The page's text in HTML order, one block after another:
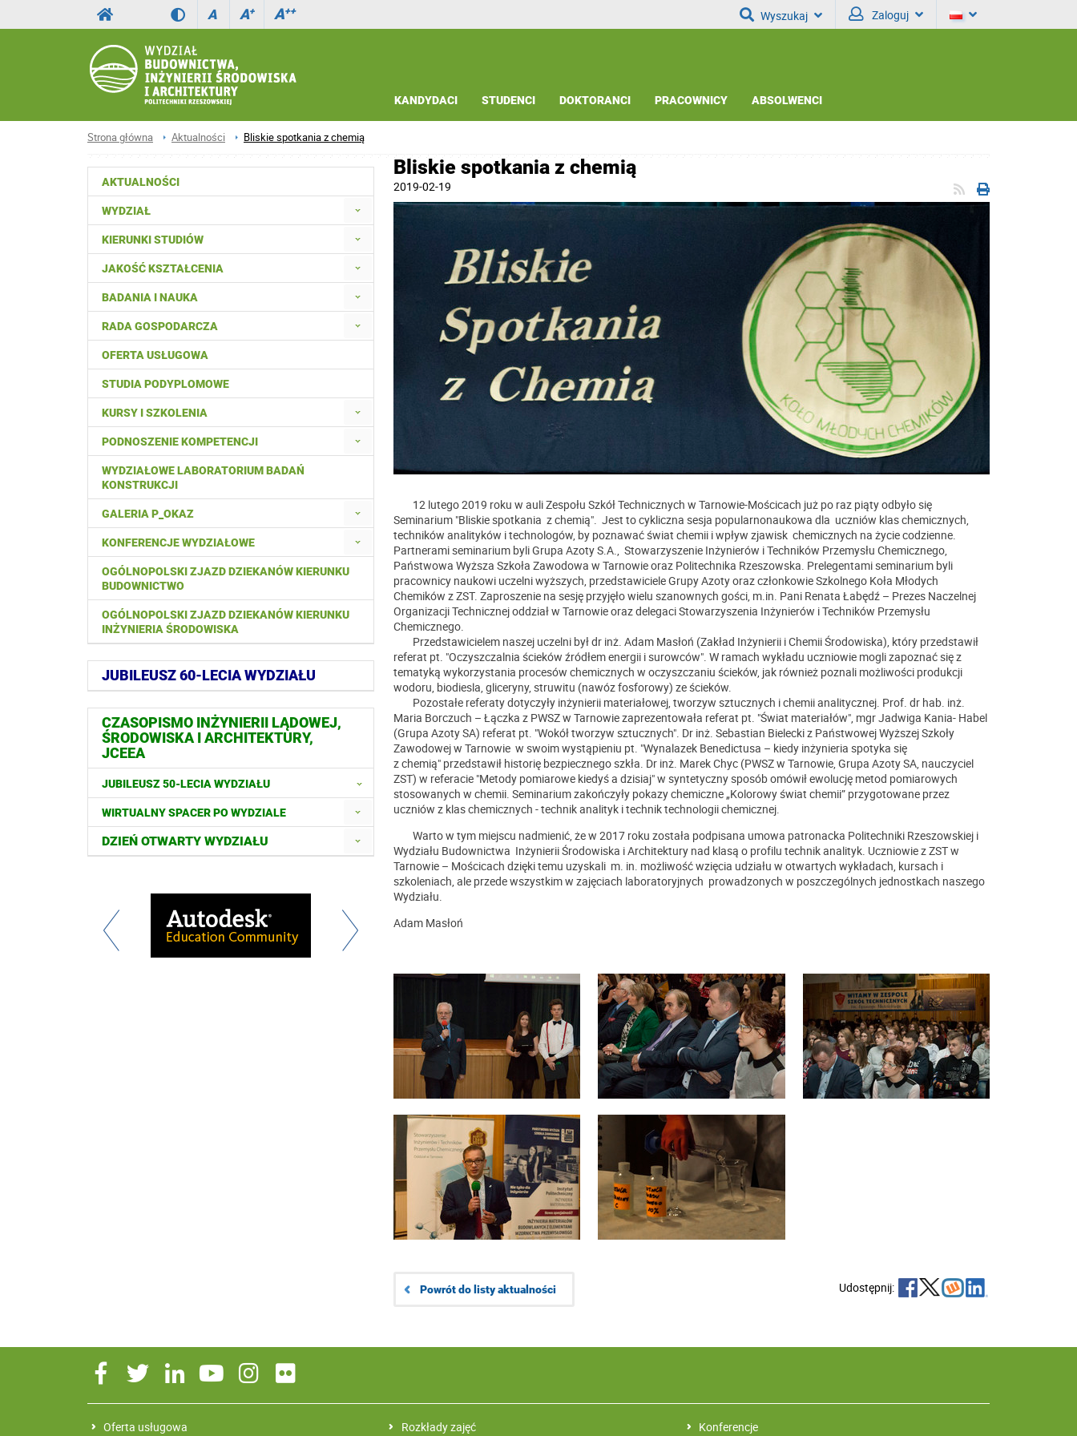
A A+ A++ Wyszukaj Zaloguj
KANDYDACI STUDENCI DOKTORANCI PRACOWNICY ABSOLWENCI
Strona główna Aktualności Bliskie spotkania z chemią
AKTUALNOŚCI
WYDZIAŁ
KIERUNKI STUDIÓW
JAKOŚĆ KSZTAŁCENIA
BADANIA I NAUKA
RADA GOSPODARCZA
OFERTA USŁUGOWA
STUDIA PODYPLOMOWE
KURSY I SZKOLENIA
PODNOSZENIE KOMPETENCJI
WYDZIAŁOWE LABORATORIUM BADAŃ
KONSTRUKCJI
GALERIA P_OKAZ
KONFERENCJE WYDZIAŁOWE
OGÓLNOPOLSKI ZJAZD DZIEKANÓW KIERUNKU
BUDOWNICTWO
OGÓLNOPOLSKI ZJAZD DZIEKANÓW KIERUNKU
INŻYNIERIA ŚRODOWISKA
JUBILEUSZ 60-LECIA WYDZIAŁU
CZASOPISMO INŻYNIERII LĄDOWEJ,
ŚRODOWISKA I ARCHITEKTURY,
JCEEA
JUBILEUSZ 50-LECIA WYDZIAŁU
WIRTUALNY SPACER PO WYDZIALE
DZIEŃ OTWARTY WYDZIAŁU
Bliskie spotkania z chemią
2019-02-19
12 lutego 2019 roku w auli Zespołu Szkół Technicznych w Tarnowie-Mościcach już po raz piąty odbyło się
Seminarium "Bliskie spotkania z chemią". Jest to cykliczna sesja popularnonaukowa dla uczniów klas chemicznych,
techników analityków i technologów, by poznawać świat chemii i wpływ zjawisk chemicznych na życie codzienne.
Partnerami seminarium byli Grupa Azoty S.A., Stowarzyszenie Inżynierów i Techników Przemysłu Chemicznego,
Państwowa Wyższa Szkoła Zawodowa w Tarnowie oraz Politechnika Rzeszowska. Prelegentami seminarium byli
pracownicy naukowi uczelni wyższych, przedstawiciele Grupy Azoty oraz członkowie Szkolnego Koła Młodych
Chemików z ZST. Zaproszenie na sesję przyjęło wielu szanownych gości, m.in. Pani Renata Łabędź – Prezes Naczelnej
Organizacji Technicznej oddział w Tarnowie oraz delegaci Stowarzyszenia Inżynierów i Techników Przemysłu
Chemicznego.
Przedstawicielem naszej uczelni był dr inż. Adam Masłoń (Zakład Inżynierii i Chemii Środowiska), który przedstawił
referat pt. "Oczyszczalnia ścieków źródłem energii i surowców". W ramach wykładu uczniowie mogli zapoznać się z
tematyką wykorzystania procesów chemicznych w oczyszczaniu ścieków, jak również poznali możliwości produkcji
wodoru, biodiesla, gliceryny, struwitu (nawóz fosforowy) ze ścieków.
Pozostałe referaty dotyczyły inżynierii materiałowej, tworzyw sztucznych i chemii analitycznej. Prof. dr hab. inż.
Maria Borczuch – Łączka z PWSZ w Tarnowie zaprezentowała referat pt. "Świat materiałów", mgr Jadwiga Kania- Habel
(Grupa Azoty SA) referat pt. "Wokół tworzyw sztucznych". Dr inż. Sebastian Bielecki z Państwowej Wyższej Szkoły
Zawodowej w Tarnowie w swoim wystąpieniu pt. "Wynalazek Benedictusa – kiedy inżynieria spotyka się
z chemią" przedstawił historię bezpiecznego szkła. Dr inż. Marek Chyc (PWSZ w Tarnowie, Grupa Azoty SA, nauczyciel
ZST) w referacie "Metody pomiarowe kiedyś a dzisiaj" w syntetyczny sposób omówił ewolucję metod pomiarowych
stosowanych w chemii. Seminarium zakończyły pokazy chemiczne „Kolorowy świat chemii” przygotowane przez
uczniów z klas chemicznych - technik analityk i technik technologii chemicznej.
Warto w tym miejscu nadmienić, że w 2017 roku została podpisana umowa patronacka Politechniki Rzeszowskiej i
Wydziału Budownictwa Inżynierii Środowiska i Architektury nad klasą o profilu technik analityk. Uczniowie z ZST w
Tarnowie – Mościcach dzięki temu uzyskali m. in. możliwość wzięcia udziału w otwartych wykładach, kursach i
szkoleniach, ale przede wszystkim w zajęciach laboratoryjnych prowadzonych w poszczególnych jednostkach naszego
Wydziału.
Adam Masłoń
Udostępnij:
Powrót do listy aktualności
Oferta usługowa Rozkłady zajęć Konferencje